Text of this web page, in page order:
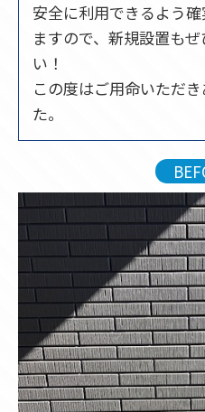
安全に利用できるよう
ますので、新規設置も
い！
この度はご用命いただ
た。